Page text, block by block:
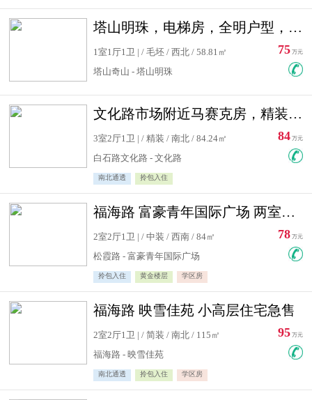
塔山明珠，电梯房，全明户型，视野好，毛坯房，看房有钥匙
1室1厅1卫 | / 毛坯 / 西北 / 58.81㎡
塔山奇山 - 塔山明珠
75 万元
文化路市场附近马赛克房，精装修三居室，南北通透，实用面积大
3室2厅1卫 | / 精装 / 南北 / 84.24㎡
白石路文化路 - 文化路
南北通透 拎包入住
84 万元
福海路 富豪青年国际广场 两室住宅急售
2室2厅1卫 | / 中装 / 西南 / 84㎡
松霞路 - 富豪青年国际广场
拎包入住 黄金楼层 学区房
78 万元
福海路 映雪佳苑 小高层住宅急售
2室2厅1卫 | / 简装 / 南北 / 115㎡
福海路 - 映雪佳苑
南北通透 拎包入住 学区房
95 万元